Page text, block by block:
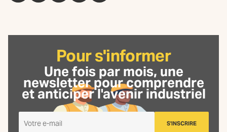
Pour s'informer
Une fois par mois, une
newsletterpour comprendre
et anticiper l'avenir industriel
m'inscris
S'INSCRIRE